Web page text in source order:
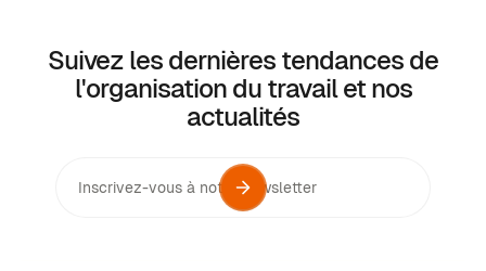
Suivez les dernières tendances de
l'organisation du travail et nos
actualités